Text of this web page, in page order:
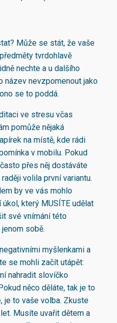
Může se stát, že vaše
tvrdohlavě
nechte a u dalšího
název nevzpomenout jako
se to poddá.
ve stresu včas
pomůže nějaká
na místě, kde rádi
v mobilu. Pokud
přes něj dostáváte
volila první variantu.
by ve vás mohlo
který MUSÍTE udělat
své vnímání této
sobě.
myšlenkami a
se mohli začít utápět:
nahradit slovíčko
něco děláte, tak je to
je to vaše volba. Zkuste
Musíte uvařit dětem a